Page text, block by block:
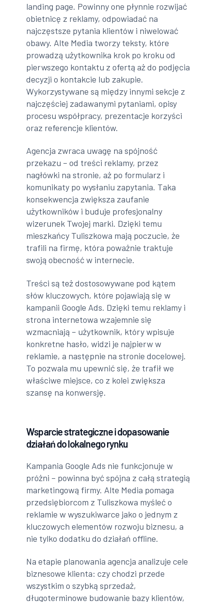
landing page. Powinny one płynnie rozwijać
obietnicę z reklamy, odpowiadać na
najczęstsze pytania klientów i niwelować
obawy. Alte Media tworzy teksty, które
prowadzą użytkownika krok po kroku od
pierwszego kontaktu z ofertą aż do podjęcia
decyzji o kontakcie lub zakupie.
Wykorzystywane są między innymi sekcje z
najczęściej zadawanymi pytaniami, opisy
procesu współpracy, prezentacje korzyści
oraz referencje klientów.
Agencja zwraca uwagę na spójność
przekazu – od treści reklamy, przez
nagłówki na stronie, aż po formularz i
komunikaty po wysłaniu zapytania. Taka
konsekwencja zwiększa zaufanie
użytkowników i buduje profesjonalny
wizerunek Twojej marki. Dzięki temu
mieszkańcy Tuliszkowa mają poczucie, że
trafili na firmę, która poważnie traktuje
swoją obecność w internecie.
Treści są też dostosowywane pod kątem
słów kluczowych, które pojawiają się w
kampanii Google Ads. Dzięki temu reklamy i
strona internetowa wzajemnie się
wzmacniają – użytkownik, który wpisuje
konkretne hasło, widzi je najpierw w
reklamie, a następnie na stronie docelowej.
To pozwala mu upewnić się, że trafił we
właściwe miejsce, co z kolei zwiększa
szansę na konwersję.
Wsparcie strategiczne i dopasowanie
działań do lokalnego rynku
Kampania Google Ads nie funkcjonuje w
próżni – powinna być spójna z całą strategią
marketingową firmy. Alte Media pomaga
przedsiębiorcom z Tuliszkowa myśleć o
reklamie w wyszukiwarce jako o jednym z
kluczowych elementów rozwoju biznesu, a
nie tylko dodatku do działań offline.
Na etapie planowania agencja analizuje cele
biznesowe klienta: czy chodzi przede
wszystkim o szybką sprzedaż,
długoterminowe budowanie bazy klientów,